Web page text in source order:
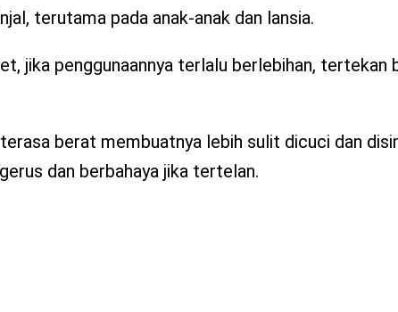
terutama pada anak-anak dan lansia.
jika penggunaannya terlalu berlebihan, tertekan
berat membuatnya lebih sulit dicuci dan
dan berbahaya jika tertelan.